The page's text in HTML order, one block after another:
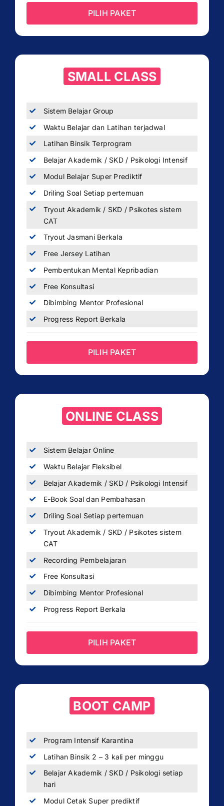
PILIH PAKET
SMALL CLASS
Sistem Belajar Group
Waktu Belajar dan Latihan terjadwal
Latihan Binsik Terprogram
Belajar Akademik / SKD / Psikologi Intensif
Modul Belajar Super Prediktif
Driling Soal Setiap pertemuan
Tryout Akademik / SKD / Psikotes sistem
CAT
Tryout Jasmani Berkala
Free Jersey Latihan
Pembentukan Mental Kepribadian
Free Konsultasi
Dibimbing Mentor Profesional
Progress Report Berkala
PILIH PAKET
ONLINE CLASS
Sistem Belajar Online
Waktu Belajar Fleksibel
Belajar Akademik / SKD / Psikologi Intensif
E-Book Soal dan Pembahasan
Driling Soal Setiap pertemuan
Tryout Akademik / SKD / Psikotes sistem
CAT
Recording Pembelajaran
Free Konsultasi
Dibimbing Mentor Profesional
Progress Report Berkala
PILIH PAKET
BOOT CAMP
Program Intensif Karantina
Latihan Binsik 2 – 3 kali per minggu
Belajar Akademik / SKD / Psikologi setiap
hari
Modul Cetak Super prediktif